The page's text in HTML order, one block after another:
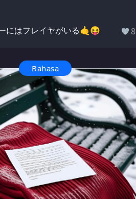
にはフレイヤがいる🤙😝 8
Bahasa